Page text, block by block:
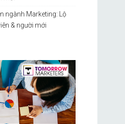
ngành Marketing: Lộ
& người mới